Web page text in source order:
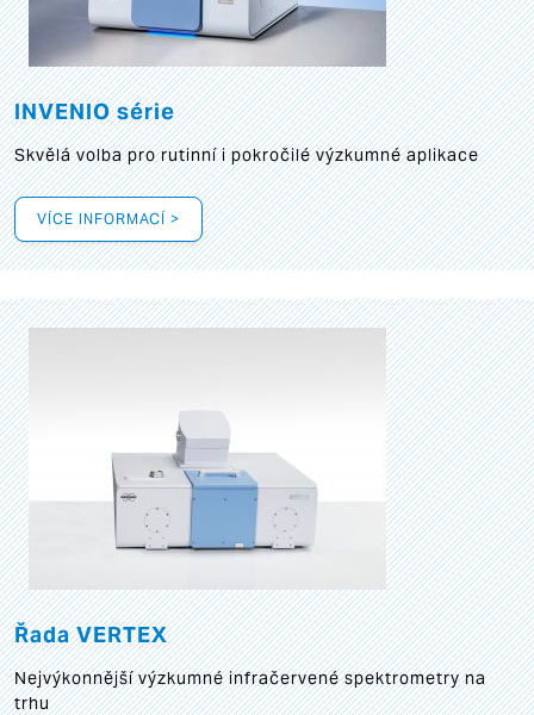
INVENIO série
Skvělá volba pro rutinní i pokročilé výzkumné aplikace
VÍCE INFORMACÍ >
Řada VERTEX
Nejvýkonnější výzkumné infračervené spektrometry na
trhu